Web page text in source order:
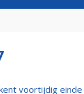
voortijdig